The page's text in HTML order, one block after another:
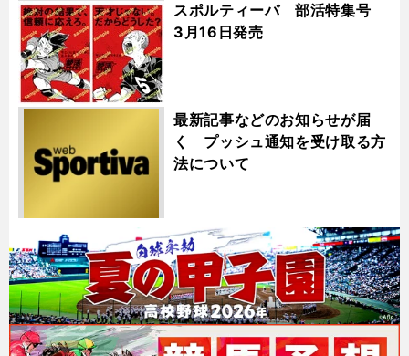
スポルティーバ 部活特集号
3月16日発売
最新記事などのお知らせが届
く プッシュ通知を受け取る方
法について